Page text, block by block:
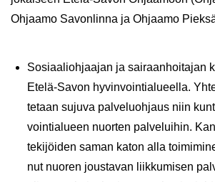
Oh­jaa­mo Sa­von­lin­na ja Oh­jaa­mo
So­si­aa­lioh­jaa­jan ja sai­raan­hoi­ta­jan
Etelä-​Savon hy­vin­voin­tia­lu­eel­la.
te­taan su­ju­va pal­ve­luoh­jaus niin
voin­tia­lu­een nuor­ten pal­ve­lui­hin.
te­ki­jöi­den saman katon alla
nut nuo­ren jous­ta­van liik­ku­mi­sen